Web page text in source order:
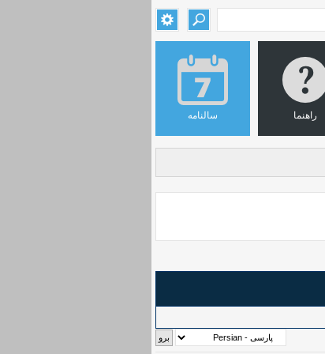
سالنامه راهنما